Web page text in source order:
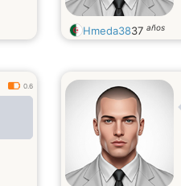
Hmeda3837 años
0.6